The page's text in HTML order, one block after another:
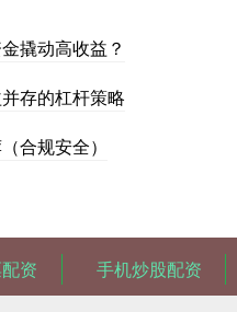
撬动高收益？
存的杠杆策略
合规安全）
资 手机炒股配资